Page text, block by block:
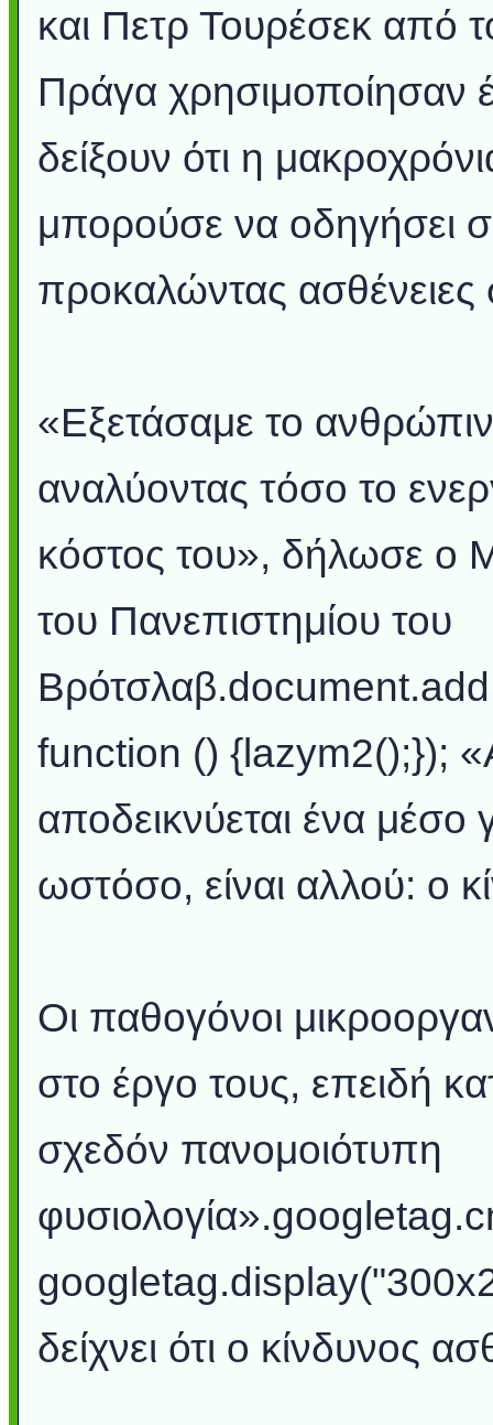
και Πετρ Τουρέσεκ από
Πράγα χρησιμοποίησαν
δείξουν ότι η
μπορούσε να οδηγήσει
προκαλώντας
«Εξετάσαμε το
αναλύοντας τόσο το
κόστος του», δήλωσε ο
του Πανεπιστημίου του
function () {lazym2();});
αποδεικνύεται ένα
ωστόσο, είναι αλλού: ο
Οι παθογόνοι
στο έργο τους, επειδή
σχεδόν πανομοιότυπη
δείχνει ότι ο κίνδυνος